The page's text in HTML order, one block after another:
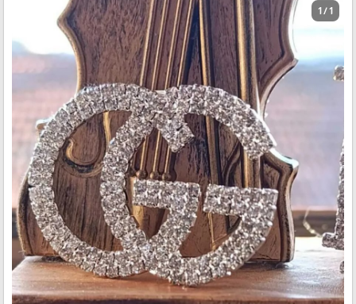
1 / 1